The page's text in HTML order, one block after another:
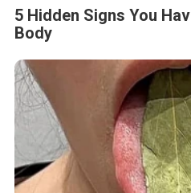
5 Hidden Signs You
Body